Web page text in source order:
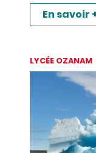
En savoir
LYCÉE OZANAM